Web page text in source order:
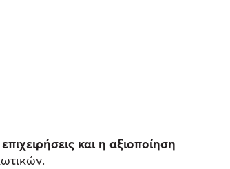
και η αξιοποίηση